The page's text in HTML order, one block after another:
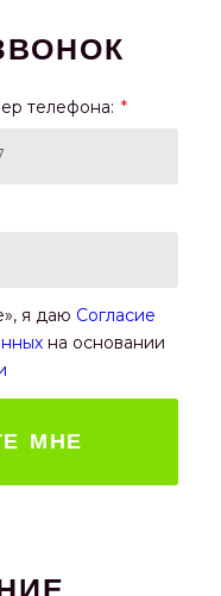
телефона:
я даю Согласие
на основании
МНЕ